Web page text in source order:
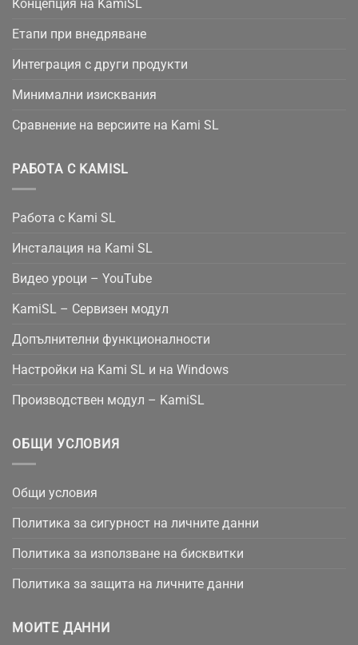
Концепция на KamiSL
Етапи при внедряване
Интеграция с други продукти
Минимални изисквания
Сравнение на версиите на Kami SL
РАБОТА С KAMISL
Работа с Kami SL
Инсталация на Kami SL
Видео уроци – YouTube
KamiSL – Сервизен модул
Допълнителни функционалности
Настройки на Kami SL и на Windows
Производствен модул – KamiSL
ОБЩИ УСЛОВИЯ
Общи условия
Политика за сигурност на личните данни
Политика за използване на бисквитки
Политика за защита на личните данни
МОИТЕ ДАННИ